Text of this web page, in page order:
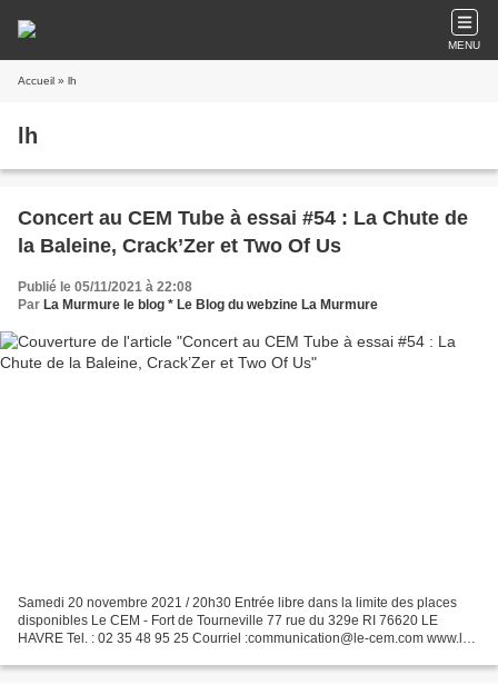
MENU
Accueil » lh
lh
Concert au CEM Tube à essai #54 : La Chute de
la Baleine, Crack’Zer et Two Of Us
Publié le 05/11/2021 à 22:08
Par La Murmure le blog * Le Blog du webzine La Murmure
Samedi 20 novembre 2021 / 20h30 Entrée libre dans la limite des places
disponibles Le CEM - Fort de Tourneville 77 rue du 329e RI 76620 LE
HAVRE Tel. : 02 35 48 95 25 Courriel :communication@le-cem.com www.le-